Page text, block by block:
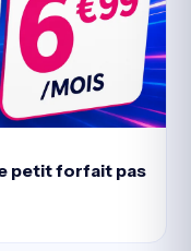
petit forfait pas